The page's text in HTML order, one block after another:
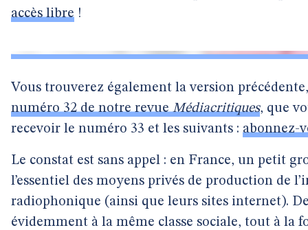
accès libre !
Vous trouverez également la version
numéro 32 de notre revueMédiacritiques, que
recevoir le numéro 33 et les suivants : abonnez-
Le constat est sans appel : en France, un petit
l’essentiel des moyens privés de production de
radiophonique (ainsi que leurs sites internet).
évidemment à la même classe sociale, tout à la